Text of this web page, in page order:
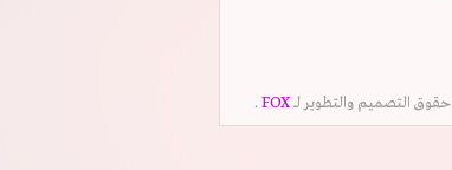
حقوق التصميم والتطوير لــFOX
.